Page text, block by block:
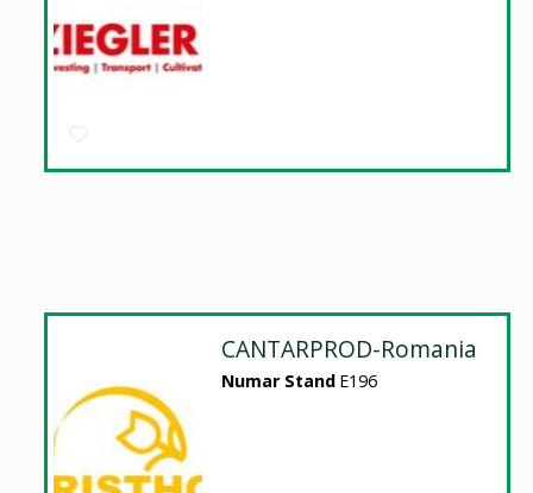
CANTARPROD-Romania
Numar Stand E196